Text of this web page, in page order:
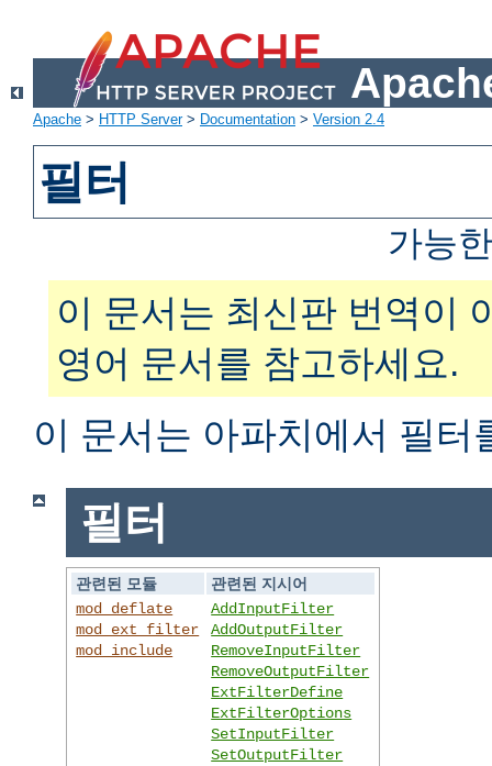
Apache > HTTP Server> Documentation > Version 2.4
필터
가능
이 문서는 최신판 번역이
영어 문서를 참고하세요.
이 문서는 아파치에서 필
필터
관련된 모듈
관련된 지시어
mod_deflate
mod_ext_filter
mod_include
AddInputFilter
AddOutputFilter
RemoveInputFilter
RemoveOutputFilter
ExtFilterDefine
ExtFilterOptions
SetInputFilter
SetOutputFilter